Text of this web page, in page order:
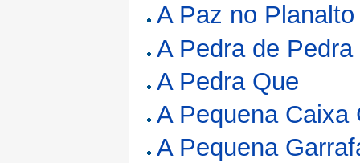
A Paz no
A Pedra de Pedra
A Pedra Que
A Pequena Caixa
A Pequena